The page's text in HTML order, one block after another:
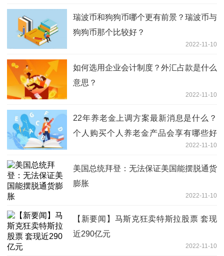
瑞波币和狗狗币哪个更有前景？瑞波币与
狗狗币那个比较好？
2022-11-10
如何选用企业会计制度？外汇占款是什么
意思？
2022-11-10
22年养老金上调方案最新消息是什么？
个人购买个人养老金产品会享有哪些好
2022-11-10
美国总统拜登：无法保证美国能摆脱通货
膨胀
2022-11-10
【新要闻】马斯克狂卖特斯拉股票 套现
近290亿元
2022-11-10